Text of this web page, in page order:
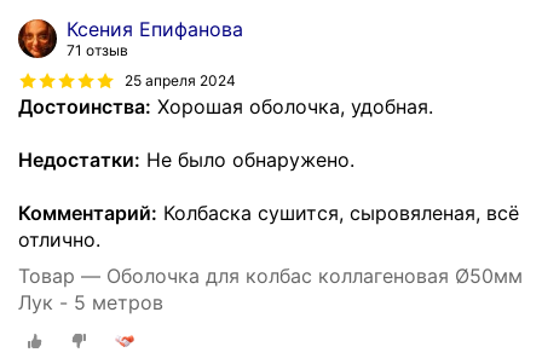
Ксения Епифанова
71 отзыв
25 апреля 2024
Достоинства: Хорошая оболочка, удобная.
Недостатки: Не было обнаружено.
Комментарий: Колбаска сушится, сыровяленая, всё
отлично.
Товар — Оболочка для колбас коллагеновая Ø50мм
Лук - 5 метров